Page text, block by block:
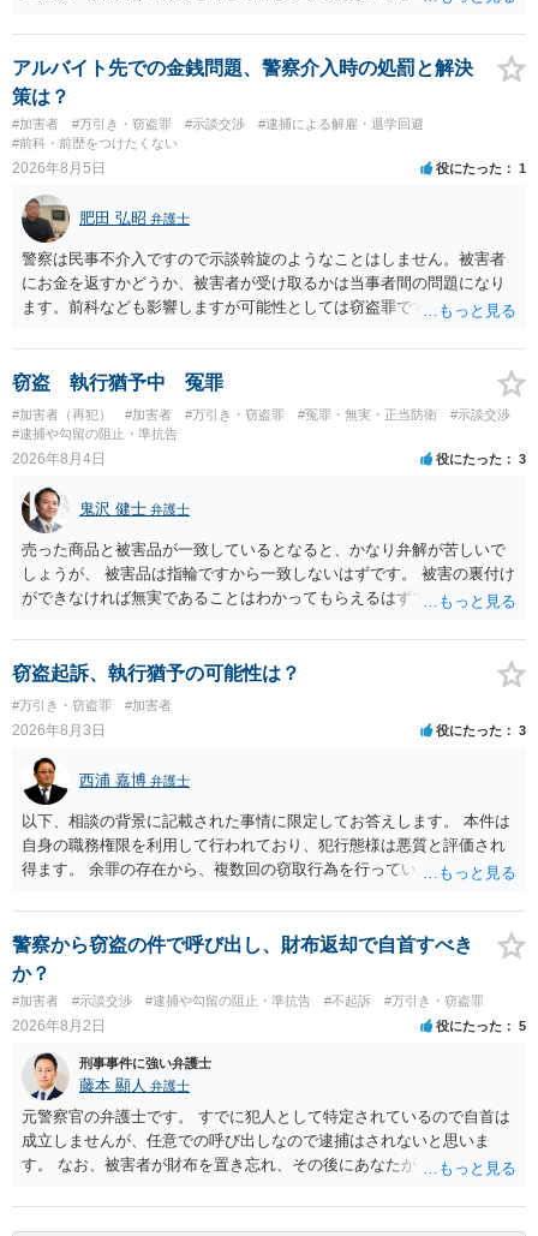
やカウンセリング・治療の内容 ・利用している再犯防止策（例えば保
護観察所と連携した職業支援の内容や具体的な就労・監督状況） ・監
督者の証言 など、証拠で担保された客観性と実現可能性があるもので
なければあまり意味がありません。 もともと執行猶予が狙える事案で
あれば本人の反省の言葉だけで十分であり、実刑となるか微妙な事案
では、本人が再発防止策をいくら述べてもほとんど効果は望めないと
アルバイト先での金銭問題、警察介入時の処罰と解決
策は？
#加害者 #万引き・窃盗罪 #示談交渉
#逮捕による解雇・退学回避
#前科・前歴をつけたくない
2026年8月5日 役にたった 1
肥田 弘昭 弁護士
警察は民事不介入ですので示談斡旋のようなことはしません。被害者
にお金を返すかどうか、被害者が受け取るかは当事者間の問題になり
ます。前科なども影響しますが可能性としては窃盗罪ですので、逮捕
窃盗 執行猶予中 冤罪
#加害者（再犯） #加害者 #万引き・窃盗罪 #冤罪・無実・正当防衛
#示談交渉
#逮捕や勾留の阻止・準抗告
2026年8月4日 役にたった 3
鬼沢 健士 弁護士
売った商品と被害品が一致しているとなると、かなり弁解が苦しいで
しょうが、 被害品は指輪ですから一致しないはずです。 被害の裏付け
ができなければ無実であることはわかってもらえるはずです。
窃盗起訴、執行猶予の可能性は？
#万引き・窃盗罪 #加害者
2026年8月3日 役にたった 3
西浦 嘉博 弁護士
以下、相談の背景に記載された事情に限定してお答えします。 本件は
自身の職務権限を利用して行われており、犯行態様は悪質と評価され
得ます。 余罪の存在から、複数回の窃取行為を行っていたことも悪質
ると思われます。 他方、余罪を含めた全額を弁済していることは、被
害者の経済的損害の回復として有利に斟酌されます。 また、前科前歴
を有しないことも、規範意識が鈍磨しきっているとまでは言えず、有
利な点です。 その他、家族の監督等の情状証拠を適切に提出すること
で、私見ですが、執行猶予判決を視野に入れることが可能な事案と思
われます。 上記、一つの意見として参考ください。
警察から窃盗の件で呼び出し、財布返却で自首すべき
か？
#加害者 #示談交渉 #逮捕や勾留の阻止・準抗告 #不起訴 #万引き・窃盗罪
2026年8月2日 役にたった 5
刑事事件に強い弁護士
藤本 顯人 弁護士
元警察官の弁護士です。 すでに犯人として特定されているので自首は
成立しませんが、任意での呼び出しなので逮捕はされないと思いま
す。 なお、被害者が財布を置き忘れ、その後にあなたがトイレに入
と言い逃れはかなり厳しいものと思います。